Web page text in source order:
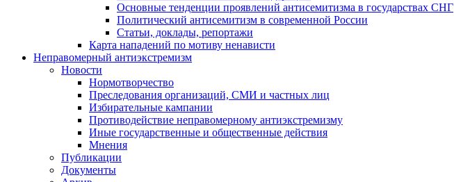
Основные тенденции проявлений антисемитизма в государствах СНГ
Политический антисемитизм в современной России
Статьи, доклады, репортажи
Карта нападений по мотиву ненависти
Неправомерный антиэкстремизм
Новости
Нормотворчество
Преследования организаций, СМИ и частных лиц
Избирательные кампании
Противодействие неправомерному антиэкстремизму
Иные государственные и общественные действия
Мнения
Публикации
Документы